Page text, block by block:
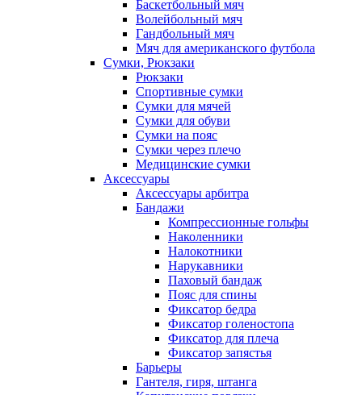
Баскетбольный мяч
Волейбольный мяч
Гандбольный мяч
Мяч для американского футбола
Сумки, Рюкзаки
Рюкзаки
Спортивные сумки
Сумки для мячей
Сумки для обуви
Сумки на пояс
Сумки через плечо
Медицинские сумки
Аксессуары
Аксессуары арбитра
Бандажи
Компрессионные гольфы
Наколенники
Налокотники
Нарукавники
Паховый бандаж
Пояс для спины
Фиксатор бедра
Фиксатор голеностопа
Фиксатор для плеча
Фиксатор запястья
Барьеры
Гантеля, гиря, штанга